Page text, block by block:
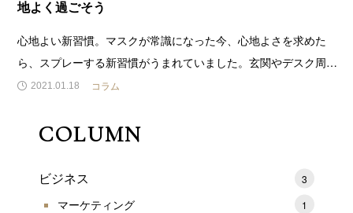
地よく過ごそう
心地よい新習慣。マスクが常識になった今、心地よさを求めた
ら、スプレーする新習慣がうまれていました。玄関やデスク周
り、キッチン、トイレにも気軽に『シュッ』とすれば、不快なニ
然成分100%オーガニックアロマスプレーをご紹介します。 (
2021.01.18 コラム
COLUMN
ビジネス 3
マーケティング 1